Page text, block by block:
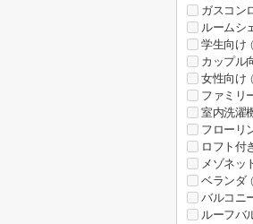
ガスコン
ルームシ
学生向け
カップル
女性向け
ファミリ
室内洗濯
フローリ
ロフト付
メゾネッ
ベランダ
バルコニ
ルーフバ